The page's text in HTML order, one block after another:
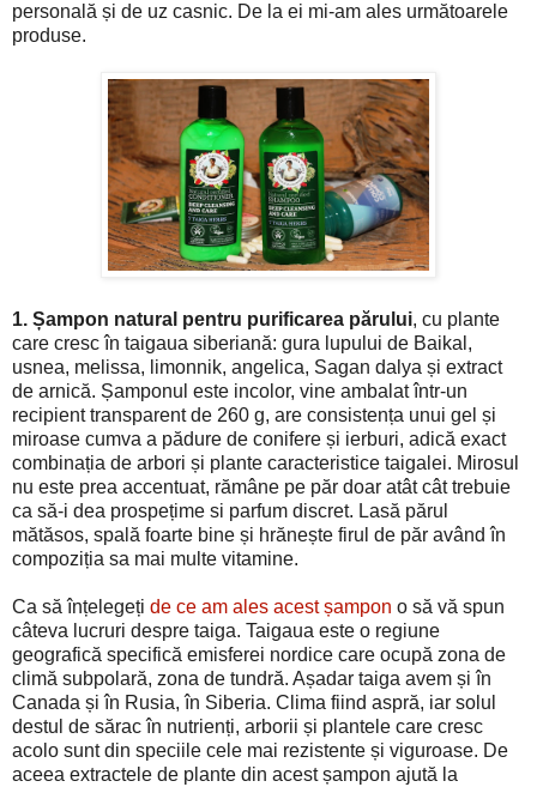
personală și de uz casnic. De la ei mi-am ales următoarele
produse.
1. Șampon natural pentru purificarea părului, cu plante
care cresc în taigaua siberiană: gura lupului de Baikal,
usnea, melissa, limonnik, angelica, Sagan dalya și extract
de arnică. Șamponul este incolor, vine ambalat într-un
recipient transparent de 260 g, are consistența unui gel și
miroase cumva a pădure de conifere și ierburi, adică exact
combinația de arbori și plante caracteristice taigalei. Mirosul
nu este prea accentuat, rămâne pe păr doar atât cât trebuie
ca să-i dea prospețime si parfum discret. Lasă părul
mătăsos, spală foarte bine și hrănește firul de păr având în
compoziția sa mai multe vitamine.
Ca să înțelegeți de ce am ales acest șampon o să vă spun
câteva lucruri despre taiga. Taigaua este o regiune
geografică specifică emisferei nordice care ocupă zona de
climă subpolară, zona de tundră. Așadar taiga avem și în
Canada și în Rusia, în Siberia. Clima fiind aspră, iar solul
destul de sărac în nutrienți, arborii și plantele care cresc
acolo sunt din speciile cele mai rezistente și viguroase. De
aceea extractele de plante din acest șampon ajută la